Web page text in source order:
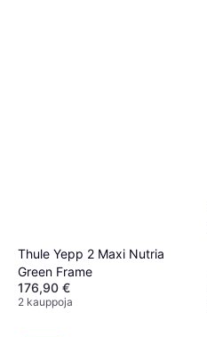
Thule Yepp 2 Maxi Nutria
Green Frame
176,90 €
2 kauppoja